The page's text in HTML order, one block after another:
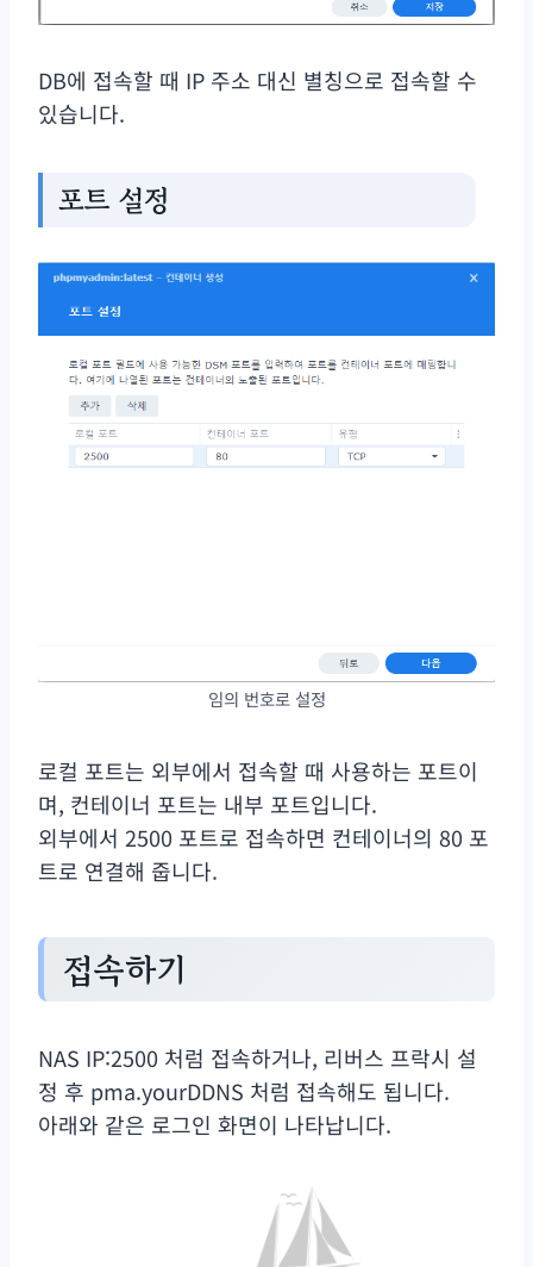
DB에 접속할 때 IP 주소 대신 별칭으로 접속할 수
있습니다.
포트 설정
임의 번호로 설정
로컬 포트는 외부에서 접속할 때 사용하는 포트이
며, 컨테이너 포트는 내부 포트입니다.
외부에서 2500 포트로 접속하면 컨테이너의 80 포
트로 연결해 줍니다.
접속하기
NAS IP:2500 처럼 접속하거나, 리버스 프락시 설
정 후 pma.yourDDNS 처럼 접속해도 됩니다.
아래와 같은 로그인 화면이 나타납니다.